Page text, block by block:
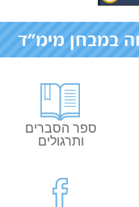
במבחן מימ"ד
ספר הסברים
ותרגולים